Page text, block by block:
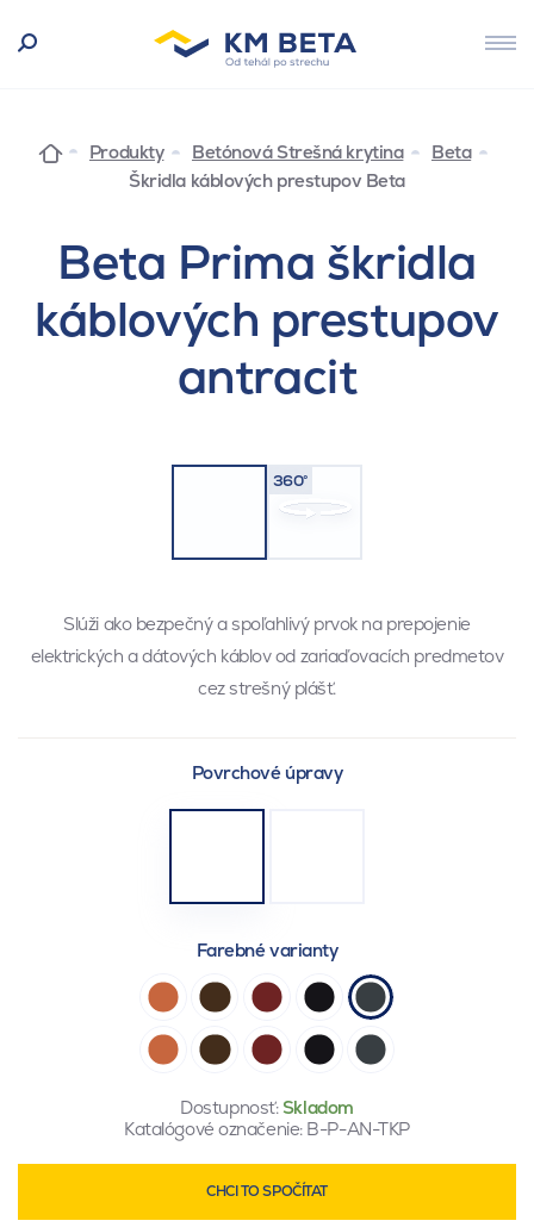
Produkty Betónová Strešná krytina
Beta
Škridla káblových prestupov Beta
Beta Prima škridla
káblových prestupov
antracit
360°
Slúži ako bezpečný a spoľahlivý prvok na prepojenie
elektrických a dátových káblov od zariaďovacích predmetov
cez strešný plášť.
Povrchové úpravy
Farebné varianty
Dostupnosť:Skladom
Katalógové označenie: B-P-AN-TKP
CHCI TO SPOČÍTAT